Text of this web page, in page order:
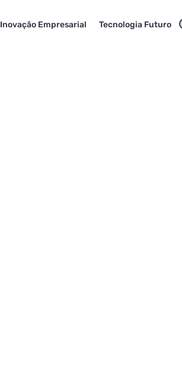
Inovação Empresarial Tecnologia Futuro